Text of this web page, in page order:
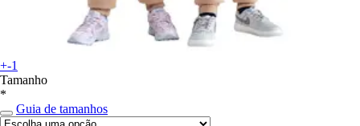
+-1
Tamanho
*
Guia de tamanhos